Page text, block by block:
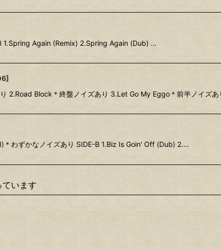
1.Spring Again (Remix) 2.Spring Again (Dub) …
]
2.Road Block＊終盤ノイズあり 3.Let Go My Eggo＊前半ノイズ
わずかなノイズあり SIDE-B 1.Biz Is Goin' Off (Dub) 2.…
います